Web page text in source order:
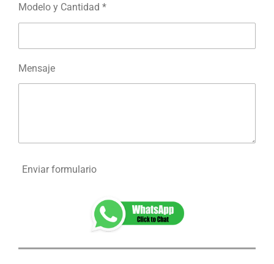
Modelo y Cantidad *
Mensaje
Enviar formulario